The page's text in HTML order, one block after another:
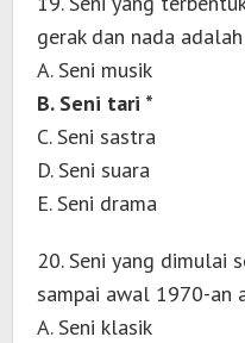
gerak dan nada
A. Seni musik
B. Seni tari *
C. Seni sastra
D. Seni suara
E. Seni drama
20. Seni yang dimulai
sampai awal 1970-an
A. Seni klasik